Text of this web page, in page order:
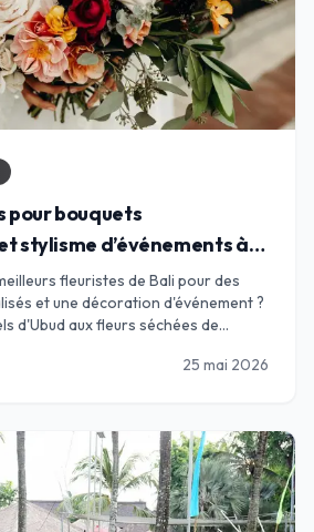
pour bouquets
stylisme d’événements à
fleuristes de Bali pour des
et une décoration d'événement ?
d'Ubud aux fleurs séchées de
25 mai 2026